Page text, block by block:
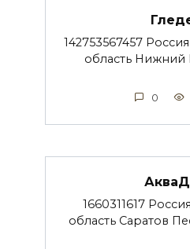
142753567457
область Нижний
0
1660311617
область Саратов